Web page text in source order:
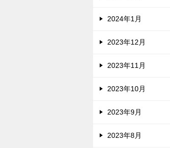
2024年1月
2023年12月
2023年11月
2023年10月
2023年9月
2023年8月